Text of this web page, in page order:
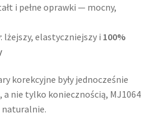
i pełne oprawki — mocny,
lżejszy, elastyczniejszy i 100%
korekcyjne były jednocześnie
nie tylko koniecznością, MJ1064
naturalnie.